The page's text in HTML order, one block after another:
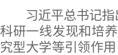
习近平总书记指
科研一线发现和培
究型大学等引领作